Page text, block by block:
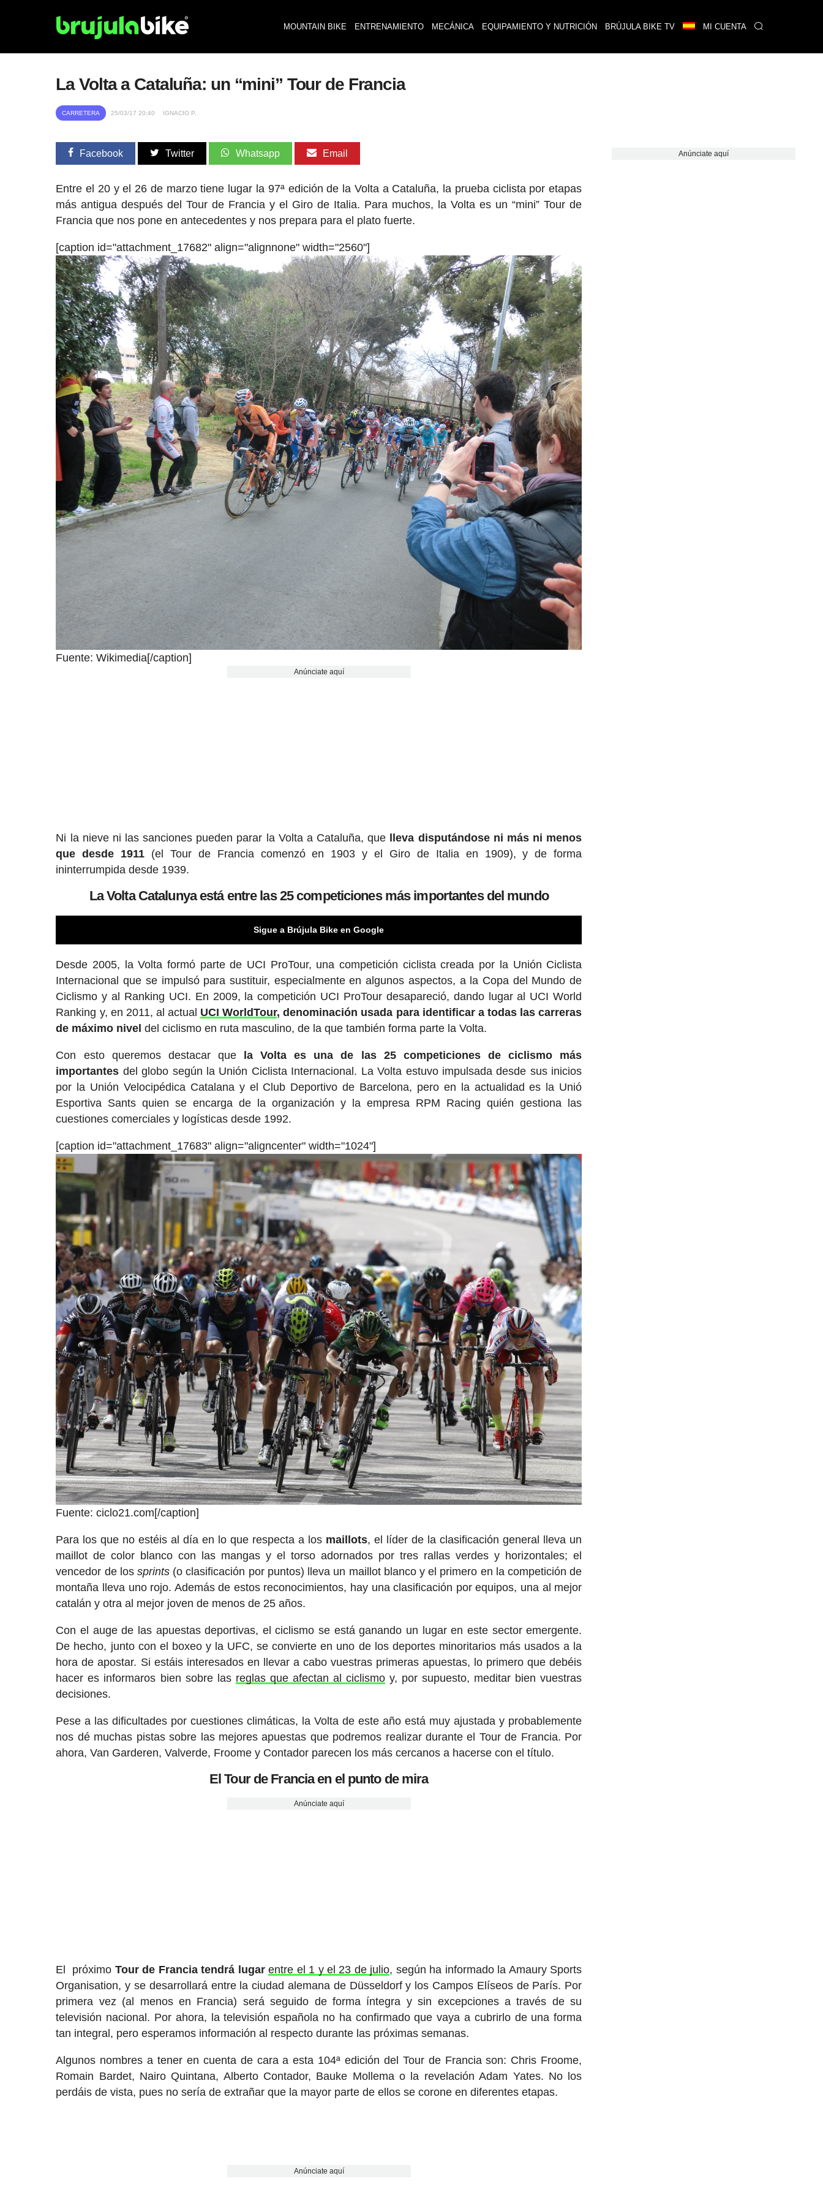
MOUNTAIN BIKE ENTRENAMIENTO MECÁNICA EQUIPAMIENTO Y NUTRICIÓN BRÚJULA BIKE TV MI CUENTA
La Volta a Cataluña: un “mini” Tour de Francia
CARRETERA 25/03/17 20:40 IGNACIO P.
Facebook Twitter Whatsapp Email
Entre el 20 y el 26 de marzo tiene lugar la 97ª edición de la Volta a Cataluña, la prueba ciclista por etapas
más antigua después del Tour de Francia y el Giro de Italia. Para muchos, la Volta es un “mini” Tour de
Francia que nos pone en antecedentes y nos prepara para el plato fuerte.
[caption id="attachment_17682" align="alignnone" width="2560"]
Fuente: Wikimedia[/caption]
Anúnciate aquí
Ni la nieve ni las sanciones pueden parar la Volta a Cataluña, que
lleva disputándose ni más ni menos
que desde 1911 (el Tour de Francia comenzó en 1903 y el Giro de Italia en 1909), y de forma
ininterrumpida desde 1939.
La Volta Catalunya está entre las 25 competiciones más importantes del mundo
Sigue a Brújula Bike en Google
Desde 2005, la Volta formó parte de UCI ProTour, una competición ciclista creada por la Unión Ciclista
Internacional que se impulsó para sustituir, especialmente en algunos aspectos, a la Copa del Mundo de
Ciclismo y al Ranking UCI. En 2009, la competición UCI ProTour desapareció, dando lugar al UCI World
Ranking y, en 2011, al actual UCI WorldTour, denominación usada para identificar a todas las carreras
de máximo nivel del ciclismo en ruta masculino, de la que también forma parte la Volta.
Con esto queremos destacar que
la Volta es una de las 25 competiciones de ciclismo más
importantes del globo según la Unión Ciclista Internacional. La Volta estuvo impulsada desde sus inicios
por la Unión Velocipédica Catalana y el Club Deportivo de Barcelona, pero en la actualidad es la Unió
Esportiva Sants quien se encarga de la organización y la empresa RPM Racing quién gestiona las
cuestiones comerciales y logísticas desde 1992.
[caption id="attachment_17683" align="aligncenter" width="1024"]
Fuente: ciclo21.com[/caption]
Para los que no estéis al día en lo que respecta a los maillots, el líder de la clasificación general lleva un
maillot de color blanco con las mangas y el torso adornados por tres rallas verdes y horizontales; el
vencedor de lossprints (o clasificación por puntos) lleva un maillot blanco y el primero en la competición de
montaña lleva uno rojo. Además de estos reconocimientos, hay una clasificación por equipos, una al mejor
catalán y otra al mejor joven de menos de 25 años.
Con el auge de las apuestas deportivas, el ciclismo se está ganando un lugar en este sector emergente.
De hecho, junto con el boxeo y la UFC, se convierte en uno de los deportes minoritarios más usados a la
hora de apostar. Si estáis interesados en llevar a cabo vuestras primeras apuestas, lo primero que debéis
hacer es informaros bien sobre las reglas que afectan al ciclismoy, por supuesto, meditar bien vuestras
decisiones.
Pese a las dificultades por cuestiones climáticas, la Volta de este año está muy ajustada y probablemente
nos dé muchas pistas sobre las mejores apuestas que podremos realizar durante el Tour de Francia. Por
ahora, Van Garderen, Valverde, Froome y Contador parecen los más cercanos a hacerse con el título.
El Tour de Francia en el punto de mira
Anúnciate aquí
El próximo Tour de Francia tendrá lugarentre el 1 y el 23 de julio, según ha informado la Amaury Sports
Organisation, y se desarrollará entre la ciudad alemana de Düsseldorf y los Campos Elíseos de París. Por
primera vez (al menos en Francia) será seguido de forma íntegra y sin excepciones a través de su
televisión nacional. Por ahora, la televisión española no ha confirmado que vaya a cubrirlo de una forma
tan integral, pero esperamos información al respecto durante las próximas semanas.
Algunos nombres a tener en cuenta de cara a esta 104ª edición del Tour de Francia son: Chris Froome,
Romain Bardet, Nairo Quintana, Alberto Contador, Bauke Mollema o la revelación Adam Yates. No los
perdáis de vista, pues no sería de extrañar que la mayor parte de ellos se corone en diferentes etapas.
Anúnciate aquí
Anúnciate aquí